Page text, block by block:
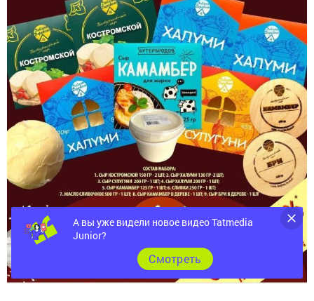
А вы уже видели новое видео Tatmedia
Junior?
Cмотреть